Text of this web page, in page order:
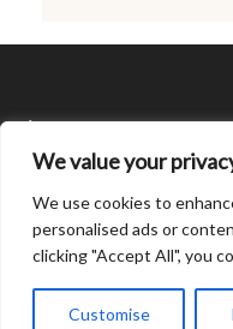
We value your
We use cookies to
personalised ads or
clicking "Accept All", you
Customise
chaty